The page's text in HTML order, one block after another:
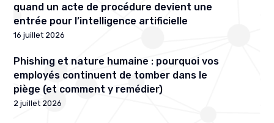
quand un acte de procédure devient une
entrée pour l’intelligence artificielle
16 juillet 2026
Phishing et nature humaine : pourquoi vos
employés continuent de tomber dans le
piège (et comment y remédier)
2 juillet 2026